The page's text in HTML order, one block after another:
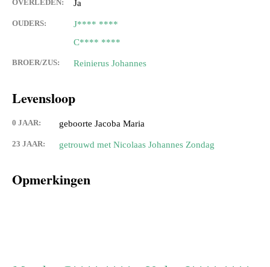
OVERLEDEN: Ja
OUDERS:
J**** ****
C**** ****
BROER/ZUS: Reinierus Johannes
Levensloop
0 JAAR: geboorte Jacoba Maria
23 JAAR: getrouwd met Nicolaas Johannes Zondag
Opmerkingen